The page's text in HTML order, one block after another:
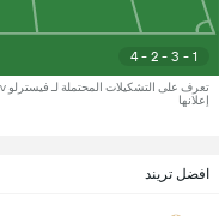
4 - 2 - 3 - 1
إعلانها
افضل تريند